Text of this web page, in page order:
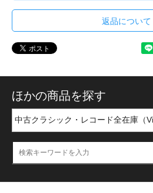
返品について
ほかの商品を探す